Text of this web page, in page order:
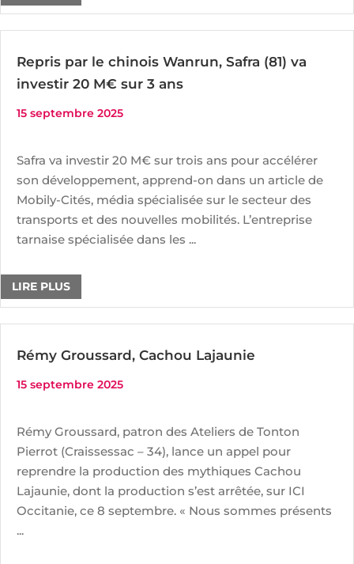
Repris par le chinois Wanrun, Safra (81) va
investir 20 M€ sur 3 ans
15 septembre 2025
Safra va investir 20 M€ sur trois ans pour accélérer
son développement, apprend-on dans un article de
Mobily-Cités, média spécialisée sur le secteur des
transports et des nouvelles mobilités. L’entreprise
tarnaise spécialisée dans les ...
LIRE PLUS
Rémy Groussard, Cachou Lajaunie
15 septembre 2025
Rémy Groussard, patron des Ateliers de Tonton
Pierrot (Craissessac – 34), lance un appel pour
reprendre la production des mythiques Cachou
Lajaunie, dont la production s’est arrêtée, sur ICI
Occitanie, ce 8 septembre. « Nous sommes présents
...